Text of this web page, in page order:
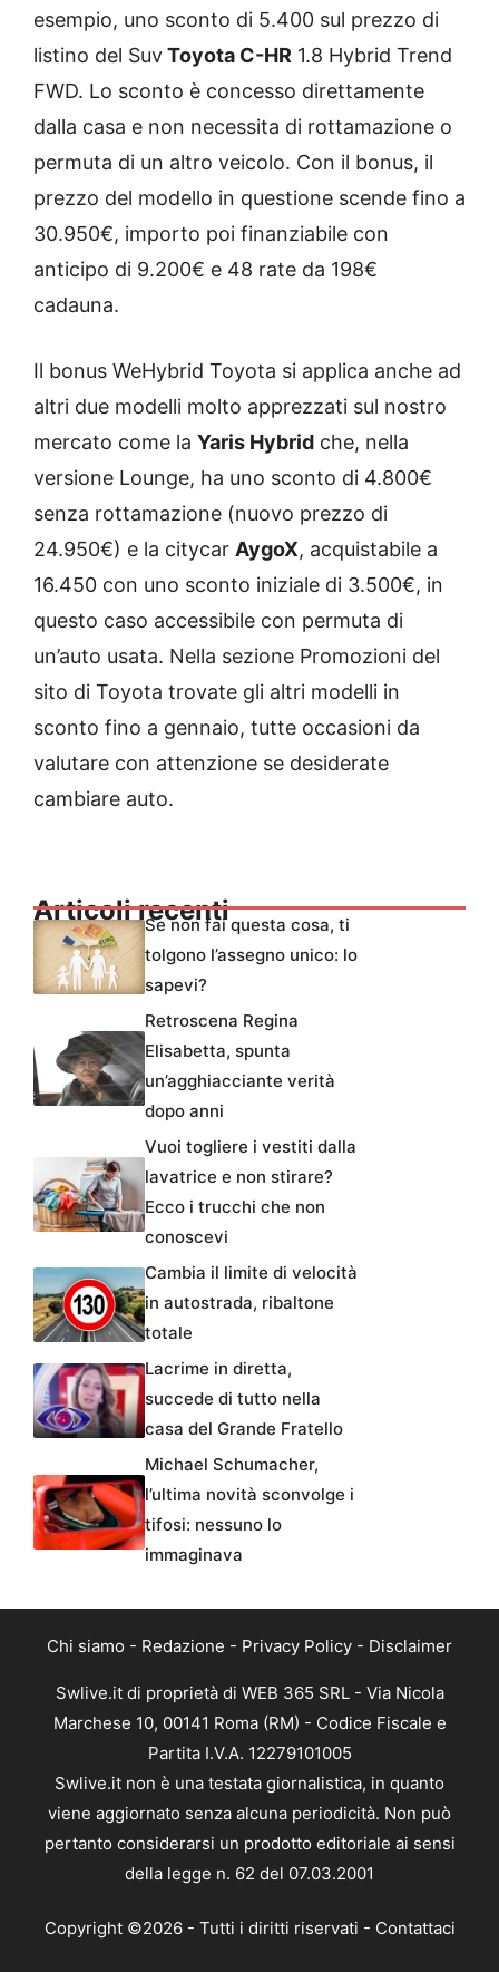
esempio, uno sconto di 5.400 sul prezzo di
listino del SuvToyota C-HR 1.8 Hybrid Trend
FWD. Lo sconto è concesso direttamente
dalla casa e non necessita di rottamazione o
permuta di un altro veicolo. Con il bonus, il
prezzo del modello in questione scende fino a
30.950€, importo poi finanziabile con
anticipo di 9.200€ e 48 rate da 198€
cadauna.
Il bonus WeHybrid Toyota si applica anche ad
altri due modelli molto apprezzati sul nostro
mercato come la Yaris Hybrid che, nella
versione Lounge, ha uno sconto di 4.800€
senza rottamazione (nuovo prezzo di
24.950€) e la citycar AygoX, acquistabile a
16.450 con uno sconto iniziale di 3.500€, in
questo caso accessibile con permuta di
un’auto usata. Nella sezione Promozioni del
sito di Toyota trovate gli altri modelli in
sconto fino a gennaio, tutte occasioni da
valutare con attenzione se desiderate
cambiare auto.
Articoli recentiSe non fai questa cosa, ti
tolgono l’assegno unico: lo
sapevi?
Retroscena Regina
Elisabetta, spunta
un’agghiacciante verità
dopo anni
Vuoi togliere i vestiti dalla
lavatrice e non stirare?
Ecco i trucchi che non
conoscevi
Cambia il limite di velocità
in autostrada, ribaltone
totale
Lacrime in diretta,
succede di tutto nella
casa del Grande Fratello
Michael Schumacher,
l’ultima novità sconvolge i
tifosi: nessuno lo
immaginava
Chi siamo - Redazione - Privacy Policy - Disclaimer
Swlive.it di proprietà di WEB 365 SRL - Via Nicola
Marchese 10, 00141 Roma (RM) - Codice Fiscale e
Partita I.V.A. 12279101005
Swlive.it non è una testata giornalistica, in quanto
viene aggiornato senza alcuna periodicità. Non può
pertanto considerarsi un prodotto editoriale ai sensi
della legge n. 62 del 07.03.2001
Copyright ©2026 - Tutti i diritti riservati - Contattaci